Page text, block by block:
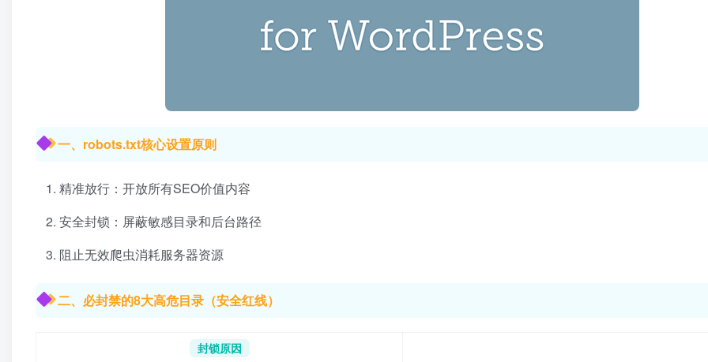
一、robots.txt核心设置原则
精准放行：开放所有SEO价值内容
安全封锁：屏蔽敏感目录和后台路径
阻止无效爬虫消耗服务器资源
二、必封禁的8大高危目录（安全红线）
封锁原因